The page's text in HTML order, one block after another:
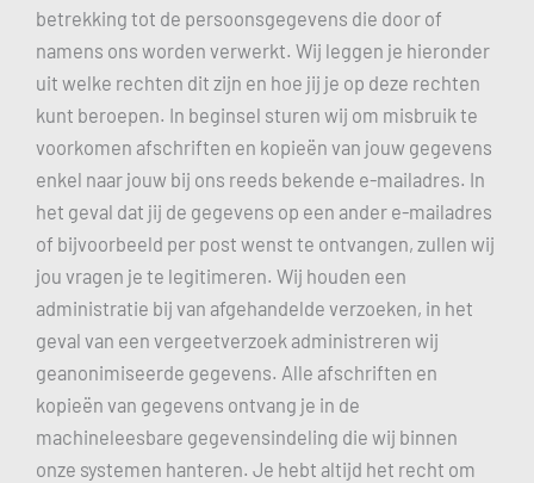
betrekking tot de persoonsgegevens die door of
namens ons worden verwerkt. Wij leggen je hieronder
uit welke rechten dit zijn en hoe jij je op deze rechten
kunt beroepen. In beginsel sturen wij om misbruik te
voorkomen afschriften en kopieën van jouw gegevens
enkel naar jouw bij ons reeds bekende e-mailadres. In
het geval dat jij de gegevens op een ander e-mailadres
of bijvoorbeeld per post wenst te ontvangen, zullen wij
jou vragen je te legitimeren. Wij houden een
administratie bij van afgehandelde verzoeken, in het
geval van een vergeetverzoek administreren wij
geanonimiseerde gegevens. Alle afschriften en
kopieën van gegevens ontvang je in de
machineleesbare gegevensindeling die wij binnen
onze systemen hanteren. Je hebt altijd het recht om